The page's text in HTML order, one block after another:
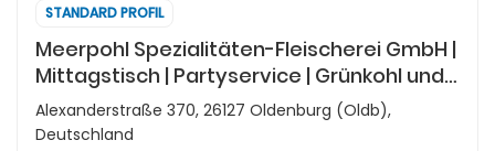
STANDARD PROFIL
Meerpohl Spezialitäten-Fleischerei GmbH |
Mittagstisch | Partyservice | Grünkohl und
Pinkel
Alexanderstraße 370, 26127 Oldenburg (Oldb),
Deutschland